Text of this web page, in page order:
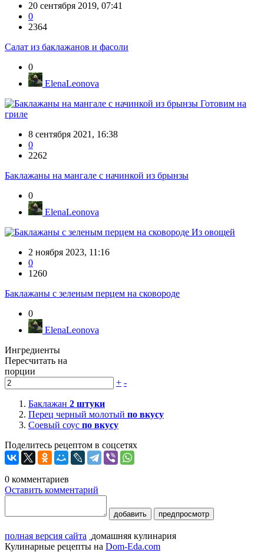
20 сентября 2019, 07:41
0
2364
Салат из баклажанов и фасоли
0
ElenaLeonova
Готовим на
гриле
8 сентября 2021, 16:38
0
2262
Баклажаны на мангале с начинкой из брынзы
0
ElenaLeonova
Из овощей
2 ноября 2023, 11:16
0
1260
Баклажаны с зеленым перцем на сковороде
0
ElenaLeonova
Ингредиенты
Пересчитать на
порции
+ -
Баклажан 2 штуки
Перец черный молотый по вкусу
Соевый соус по вкусу
Поделитесь рецептом в соцсетях
0 комментариев
Оставить комментарий
добавить предпросмотр
полная версия сайта домашняя кулинария
Кулинарные рецепты на Dom-Eda.com